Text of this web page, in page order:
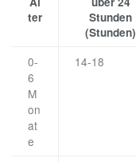
ter
Stunden
(Stunden)
0-
6
M
on
at
e
14-18